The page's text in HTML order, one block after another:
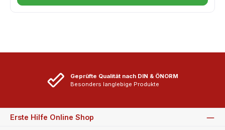
Geprüfte Qualität nach DIN & ÖNORM
Besonders langlebige Produkte
Erste Hilfe Online Shop